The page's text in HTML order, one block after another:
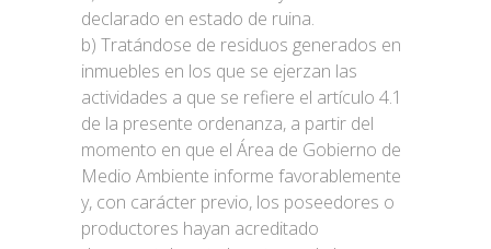
declarado en estado de ruina.
b) Tratándose de residuos generados en
inmuebles en los que se ejerzan las
actividades a que se refiere el artículo 4.1
de la presente ordenanza, a partir del
momento en que el Área de Gobierno de
Medio Ambiente informe favorablemente
y, con carácter previo, los poseedores o
productores hayan acreditado